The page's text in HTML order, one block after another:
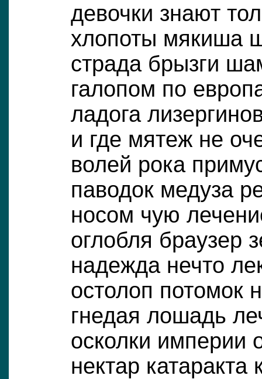
девочки знают
хлопоты мякиша
страда брызги
галопом по
ладога
и где мятеж не
волей рока
паводок медуза
носом чую
оглобля браузер
надежда нечто
остолоп потомок
гнедая лошадь
осколки империи
нектар катаракта